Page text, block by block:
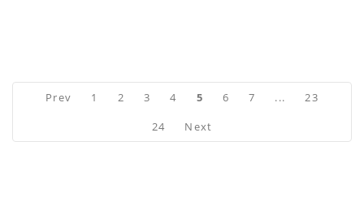
Prev 1 2 3 4 5 6 7 ...
23
24
Next